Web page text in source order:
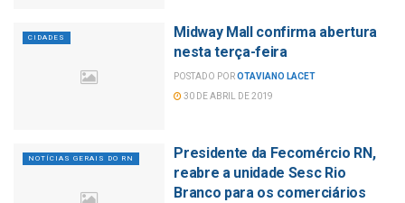
CIDADES
Midway Mall confirma abertura
nesta terça-feira
POSTADO POROTAVIANO LACET
30 DE ABRIL DE 2019
NOTÍCIAS GERAIS DO RN
Presidente da Fecomércio RN,
reabre a unidade Sesc Rio
Branco para os comerciários